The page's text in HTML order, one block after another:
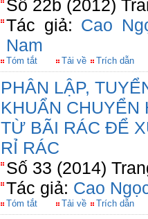
Số 22b (2012)
Tác giả: Cao
Nam
Tóm tắt Tải về Trích dẫn
PHÂN LẬP,
KHUẨN CHUYỂN
TỪ BÃI RÁC ĐỂ
RỈ RÁC
Số 33 (2014)
Tác giả: Cao
Tóm tắt Tải về Trích dẫn